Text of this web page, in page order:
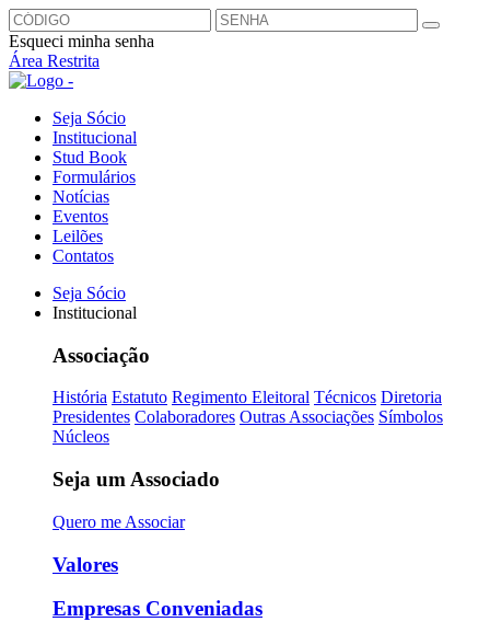
Esqueci minha senha
Área Restrita
Seja Sócio
Institucional
Stud Book
Formulários
Notícias
Eventos
Leilões
Contatos
Seja Sócio
Institucional
Associação
História Estatuto Regimento Eleitoral Técnicos Diretoria
Presidentes Colaboradores Outras Associações Símbolos
Núcleos
Seja um Associado
Quero me Associar
Valores
Empresas Conveniadas